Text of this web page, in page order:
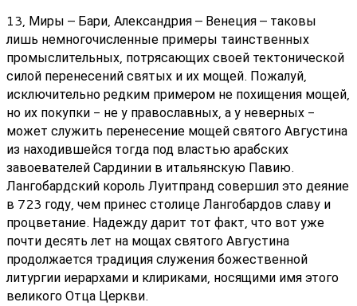
13, Миры – Бари, Александрия – Венеция – таковы
лишь немногочисленные примеры таинственных
промыслительных, потрясающих своей тектонической
силой перенесений святых и их мощей. Пожалуй,
исключительно редким примером не похищения мощей,
но их покупки - не у православных, а у неверных -
может служить перенесение мощей святого Августина
из находившейся тогда под властью арабских
завоевателей Сардинии в итальянскую Павию.
Лангобардский король Луитпранд совершил это деяние
в 723 году, чем принес столице Лангобардов славу и
процветание. Надежду дарит тот факт, что вот уже
почти десять лет на мощах святого Августина
продолжается традиция служения божественной
литургии иерархами и клириками, носящими имя этого
великого Отца Церкви.